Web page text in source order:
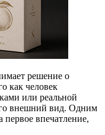
решение о
как человек
или реальной
внешний вид. Одним
впечатление,